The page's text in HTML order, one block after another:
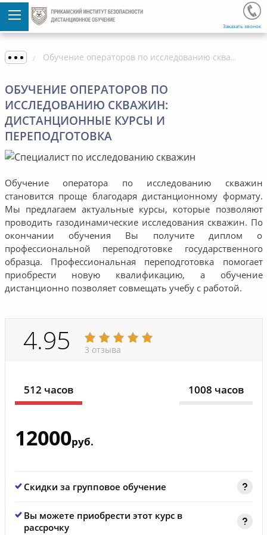
Заказать звонок
Обучение операторов по исследованию скважин: дистанционные курсы и переподготовка
ОБУЧЕНИЕ ОПЕРАТОРОВ ПО
ИССЛЕДОВАНИЮ СКВАЖИН:
ДИСТАНЦИОННЫЕ КУРСЫ И
ПЕРЕПОДГОТОВКА
Обучение оператора по исследованию скважин
становится проще благодаря дистанционному формату.
Мы предлагаем актуальные курсы, которые позволяют
проводить газодинамические исследования скважин. По
окончании обучения Вы получите диплом о
профессиональной переподготовке государственного
образца. Профессиональная переподготовка помогает
приобрести новую квалификацию, а обучение
дистанционно позволяет совмещать учебу с работой.
4.95 3 отзыва
512 часов 1008 часов
12000руб.
Скидки за групповое обучение
Вы можете приобрести этот курс в
рассрочку